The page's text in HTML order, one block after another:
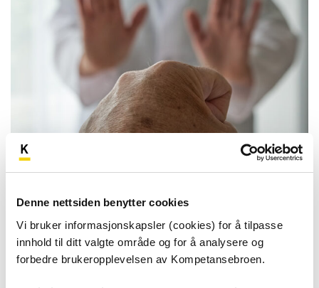
Denne nettsiden benytter cookies
Vi bruker informasjonskapsler (cookies) for å tilpasse
innhold til ditt valgte område og for å analysere og
forbedre brukeropplevelsen av Kompetansebroen.
Når du har gjennomført kurset skal du kjenne til:
aggresjon og vold